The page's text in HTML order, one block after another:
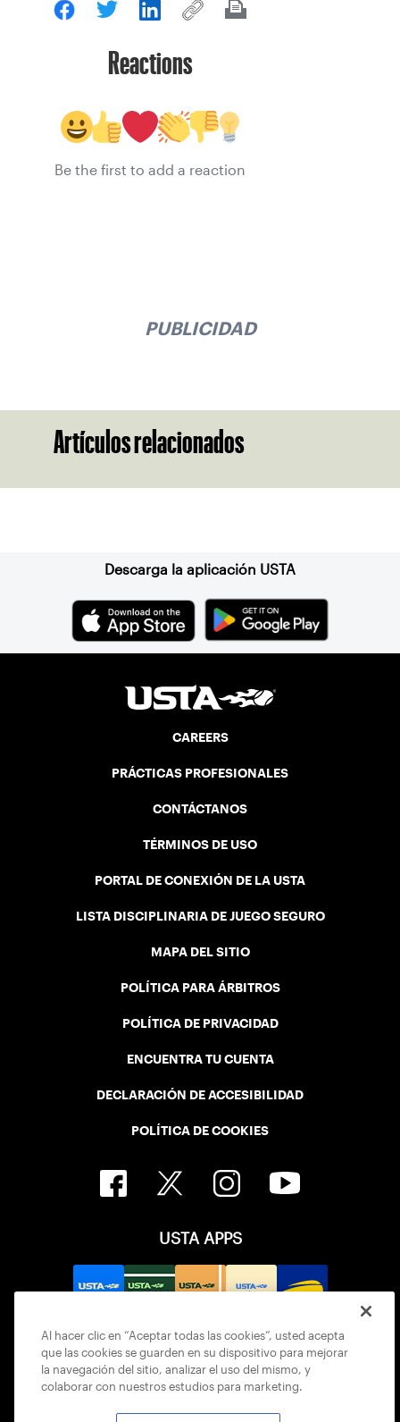
Reactions
Be the first to add a reaction
PUBLICIDAD
Artículos relacionados
Descarga la aplicación USTA
CAREERS
PRÁCTICAS PROFESIONALES
CONTÁCTANOS
TÉRMINOS DE USO
PORTAL DE CONEXIÓN DE LA USTA
LISTA DISCIPLINARIA DE JUEGO SEGURO
MAPA DEL SITIO
POLÍTICA PARA ÁRBITROS
POLÍTICA DE PRIVACIDAD
ENCUENTRA TU CUENTA
DECLARACIÓN DE ACCESIBILIDAD
POLÍTICA DE COOKIES
USTA APPS
Al hacer clic en “Aceptar todas las cookies”, usted acepta
que las cookies se guarden en su dispositivo para mejorar
la navegación del sitio, analizar el uso del mismo, y
colaborar con nuestros estudios para marketing.